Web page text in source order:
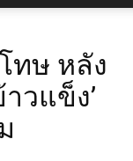
ทษ หลัง
วแข็ง’